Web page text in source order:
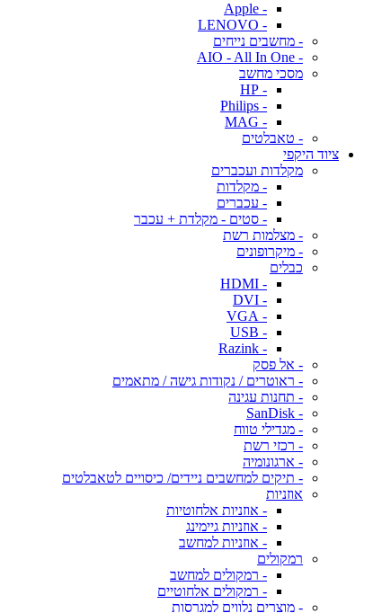
- Apple
- LENOVO
- מחשבים נייחים
- AIO - All In One
מסכי מחשב
- HP
- Philips
- MAG
- טאבלטים
ציוד היקפי
מקלדות ועכברים
- מקלדות
- עכברים
- סטים - מקלדת + עכבר
- מצלמות רשת
- מיקרופונים
כבלים
- HDMI
- DVI
- VGA
- USB
- Razink
- אל פסק
- ראוטרים / נקודות גישה / מתאמים
- תחנות עגינה
- SanDisk
- מגדילי טווח
- רכזי רשת
- ארגונומיה
- תיקים למחשבים ניידים/ כיסויים לטאבלטים
אוזניות
- אוזניות אלחוטיות
- אוזניות גיימינג
- אוזניות למחשב
רמקולים
- רמקולים למחשב
- רמקולים אלחוטיים
- מוצרים נלווים למגרסות